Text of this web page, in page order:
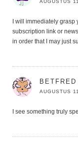
AUGUSTUS
I will immediately grasp
subscription link or
in order that I may just
AUGUSTUS
I see something truly